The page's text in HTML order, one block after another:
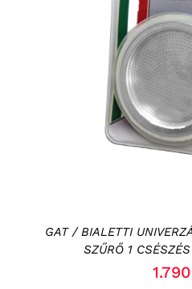
KOSÁRBA TESZEM
GAT / BIALETTI
SZŰRŐ 1
1.790